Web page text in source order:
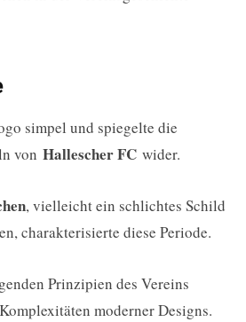
simpel und spiegelte die
von Hallescher FC wider.
, vielleicht ein schlichtes Schild
charakterisierte diese Periode.
Prinzipien des Vereins
moderner Designs.